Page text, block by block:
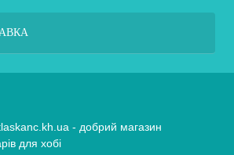
- добрий магазин
для хобі